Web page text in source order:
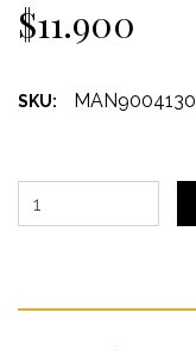
$11.900
SKU: MAN9004130